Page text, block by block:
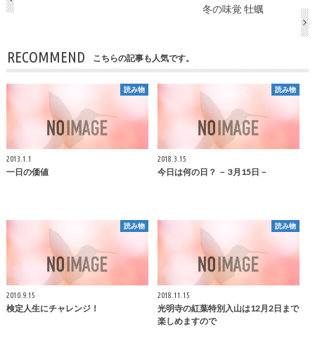
冬の味覚 牡蠣
RECOMMEND こちらの記事も人気です。
読み物
2013.1.1
一日の価値
読み物
2018.3.15
今日は何の日？ － 3月15日－
読み物
2010.9.15
検定人生にチャレンジ！
読み物
2018.11.15
光明寺の紅葉特別入山は12月2日まで
楽しめますので